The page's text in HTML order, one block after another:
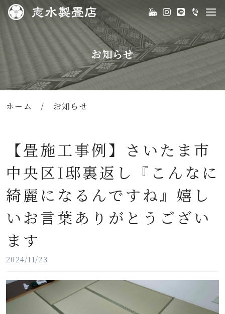
お知らせ
ホーム / お知らせ
【畳施工事例】さいたま市
中央区I邸裏返し『こんなに
綺麗になるんですね』嬉し
いお言葉ありがとうござい
ます
2024/11/23